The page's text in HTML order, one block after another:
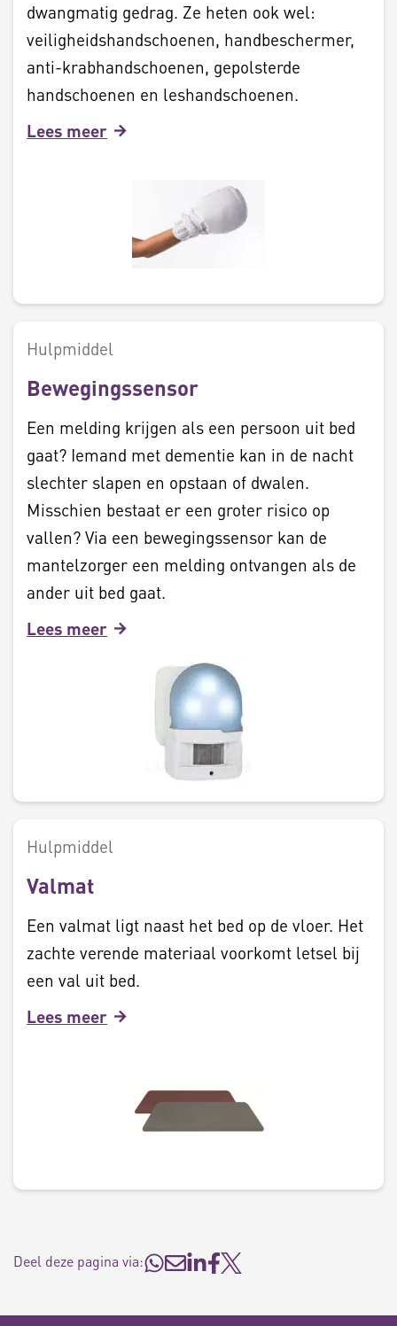
dwangmatig gedrag. Ze heten ook wel:
veiligheidshandschoenen, handbeschermer,
anti-krabhandschoenen, gepolsterde
handschoenen en leshandschoenen.
Lees meer
Hulpmiddel
Bewegingssensor
Een melding krijgen als een persoon uit bed
gaat? Iemand met dementie kan in de nacht
slechter slapen en opstaan of dwalen.
Misschien bestaat er een groter risico op
vallen? Via een bewegingssensor kan de
mantelzorger een melding ontvangen als de
ander uit bed gaat.
Lees meer
Hulpmiddel
Valmat
Een valmat ligt naast het bed op de vloer. Het
zachte verende materiaal voorkomt letsel bij
een val uit bed.
Lees meer
Deel deze pagina via: